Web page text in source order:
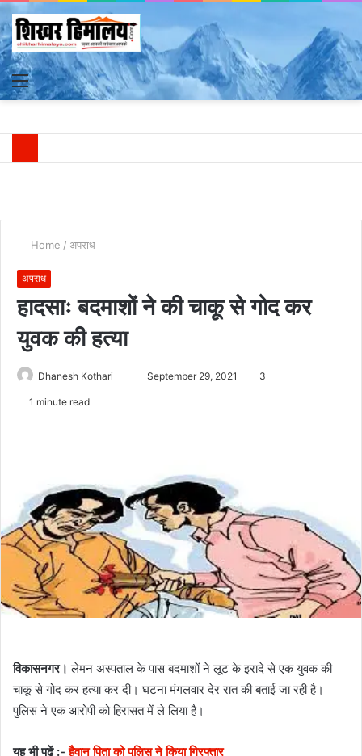
Menu
Home / अपराध
अपराध
हादसाः बदमाशों ने की चाकू से गोद कर
युवक की हत्या
Dhanesh Kothari
SendSeptember 29, 2021 3
1 minute read
विकासनगर। लेमन अस्पताल के पास बदमाशों ने लूट के इरादे से एक युवक की
चाकू से गोद कर हत्या कर दी। घटना मंगलवार देर रात की बताई जा रही है।
पुलिस ने एक आरोपी को हिरासत में ले लिया है।
यह भी पढ़ें :-हैवान पिता को पुलिस ने किया गिरफ्तार